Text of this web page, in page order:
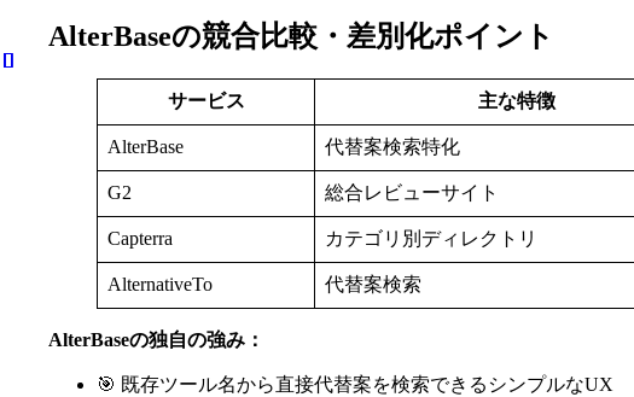
AlterBaseの競合比較・差別化ポイント
サービス 主な特徴
AlterBase 代替案検索特化
G2 総合レビューサイト
Capterra カテゴリ別ディレクトリ
AlternativeTo 代替案検索
AlterBaseの独自の強み：
🎯 既存ツール名から直接代替案を検索できるシンプルなUX